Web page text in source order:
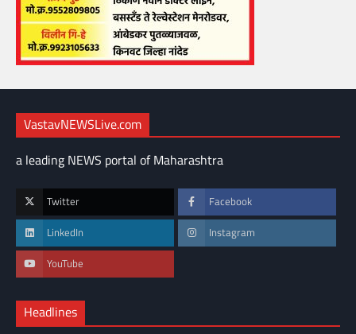
VastavNEWSLive.com
a leading NEWS portal of Maharashtra
Twitter Facebook
LinkedIn Instagram
YouTube
Headlines